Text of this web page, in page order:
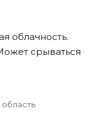
облачность.
срываться